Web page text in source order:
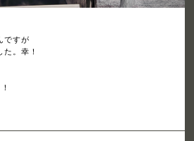
ですが
。幸！